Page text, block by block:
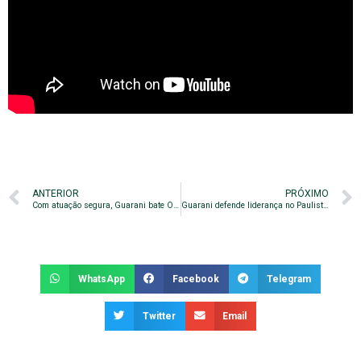
ANTERIOR
Com atuação segura, Guarani bate Operário no Brinco de Ouro
PRÓXIMO
Guarani defende liderança no Paulista sub-20 contra o Capivariano
WhatsApp Facebook Telegram
Twitter Email